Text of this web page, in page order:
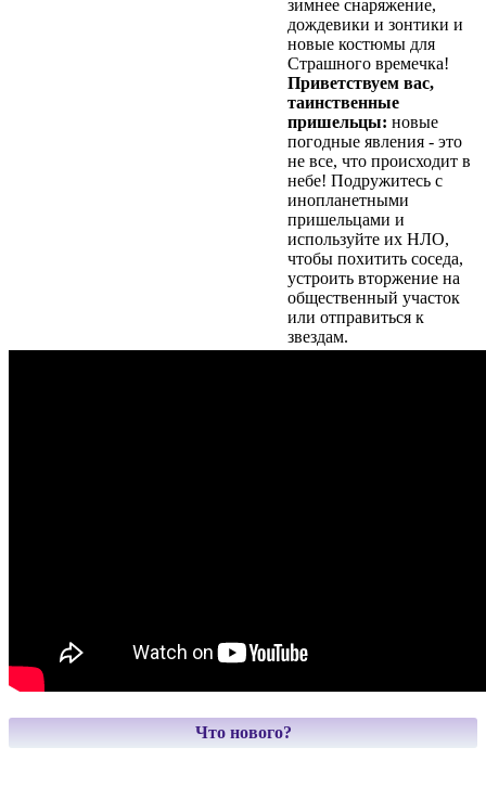
зимнее снаряжение,
дождевики и зонтики и
новые костюмы для
Страшного времечка!
Приветствуем вас,
таинственные
пришельцы: новые
погодные явления - это
не все, что происходит в
небе! Подружитесь с
инопланетными
пришельцами и
используйте их НЛО,
чтобы похитить соседа,
устроить вторжение на
общественный участок
или отправиться к
звездам.
Что нового?